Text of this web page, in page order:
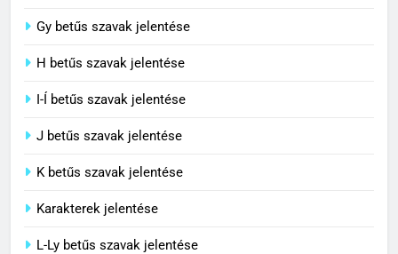
Contemporary jelentése
5
Célkitűzés jelentése
C BETŰS SZAVAK JELENTÉSE
Gy betűs szavak jelentése
H betűs szavak jelentése
I-Í betűs szavak jelentése
J betűs szavak jelentése
K betűs szavak jelentése
Karakterek jelentése
L-Ly betűs szavak jelentése